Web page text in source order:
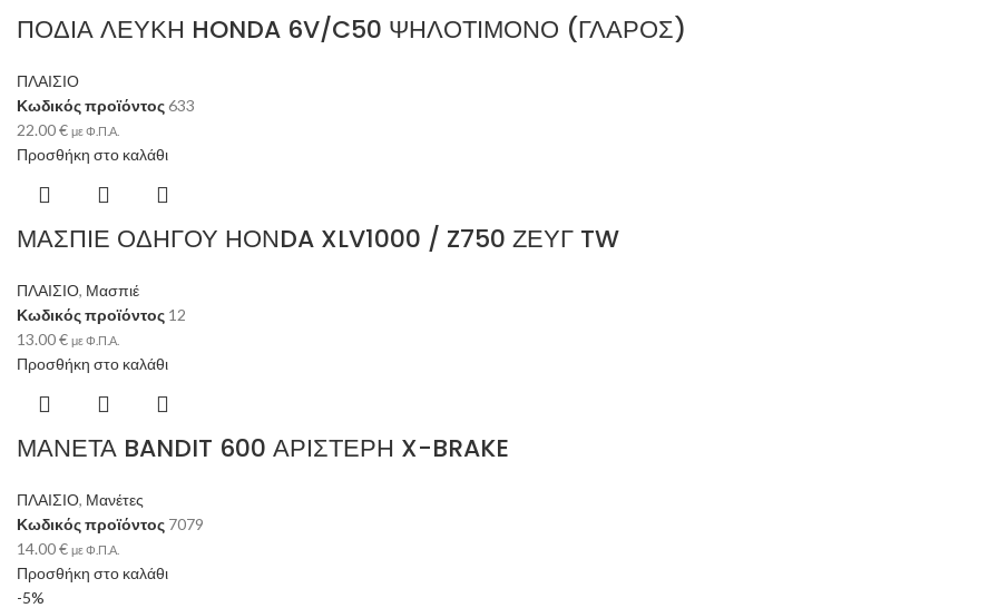
ΠΟΔΙΑ ΛΕΥΚΗ HONDA 6V/C50 ΨΗΛΟΤΙΜΟΝΟ (ΓΛΑΡΟΣ)
ΠΛΑΙΣΙΟ
Κωδικός προϊόντος633
22.00€ με Φ.Π.Α.
Προσθήκη στο καλάθι
ΜΑΣΠΙΕ ΟΔΗΓΟΥ ΗΟΝDA XLV1000 / Z750 ΖΕΥΓ TW
ΠΛΑΙΣΙΟ, Μασπιέ
Κωδικός προϊόντος 12
13.00€ με Φ.Π.Α.
Προσθήκη στο καλάθι
ΜΑΝΕΤΑ BANDIT 600 ΑΡΙΣΤΕΡΗ X-BRAKE
ΠΛΑΙΣΙΟ, Μανέτες
Κωδικός προϊόντος 7079
14.00€ με Φ.Π.Α.
Προσθήκη στο καλάθι
-5%